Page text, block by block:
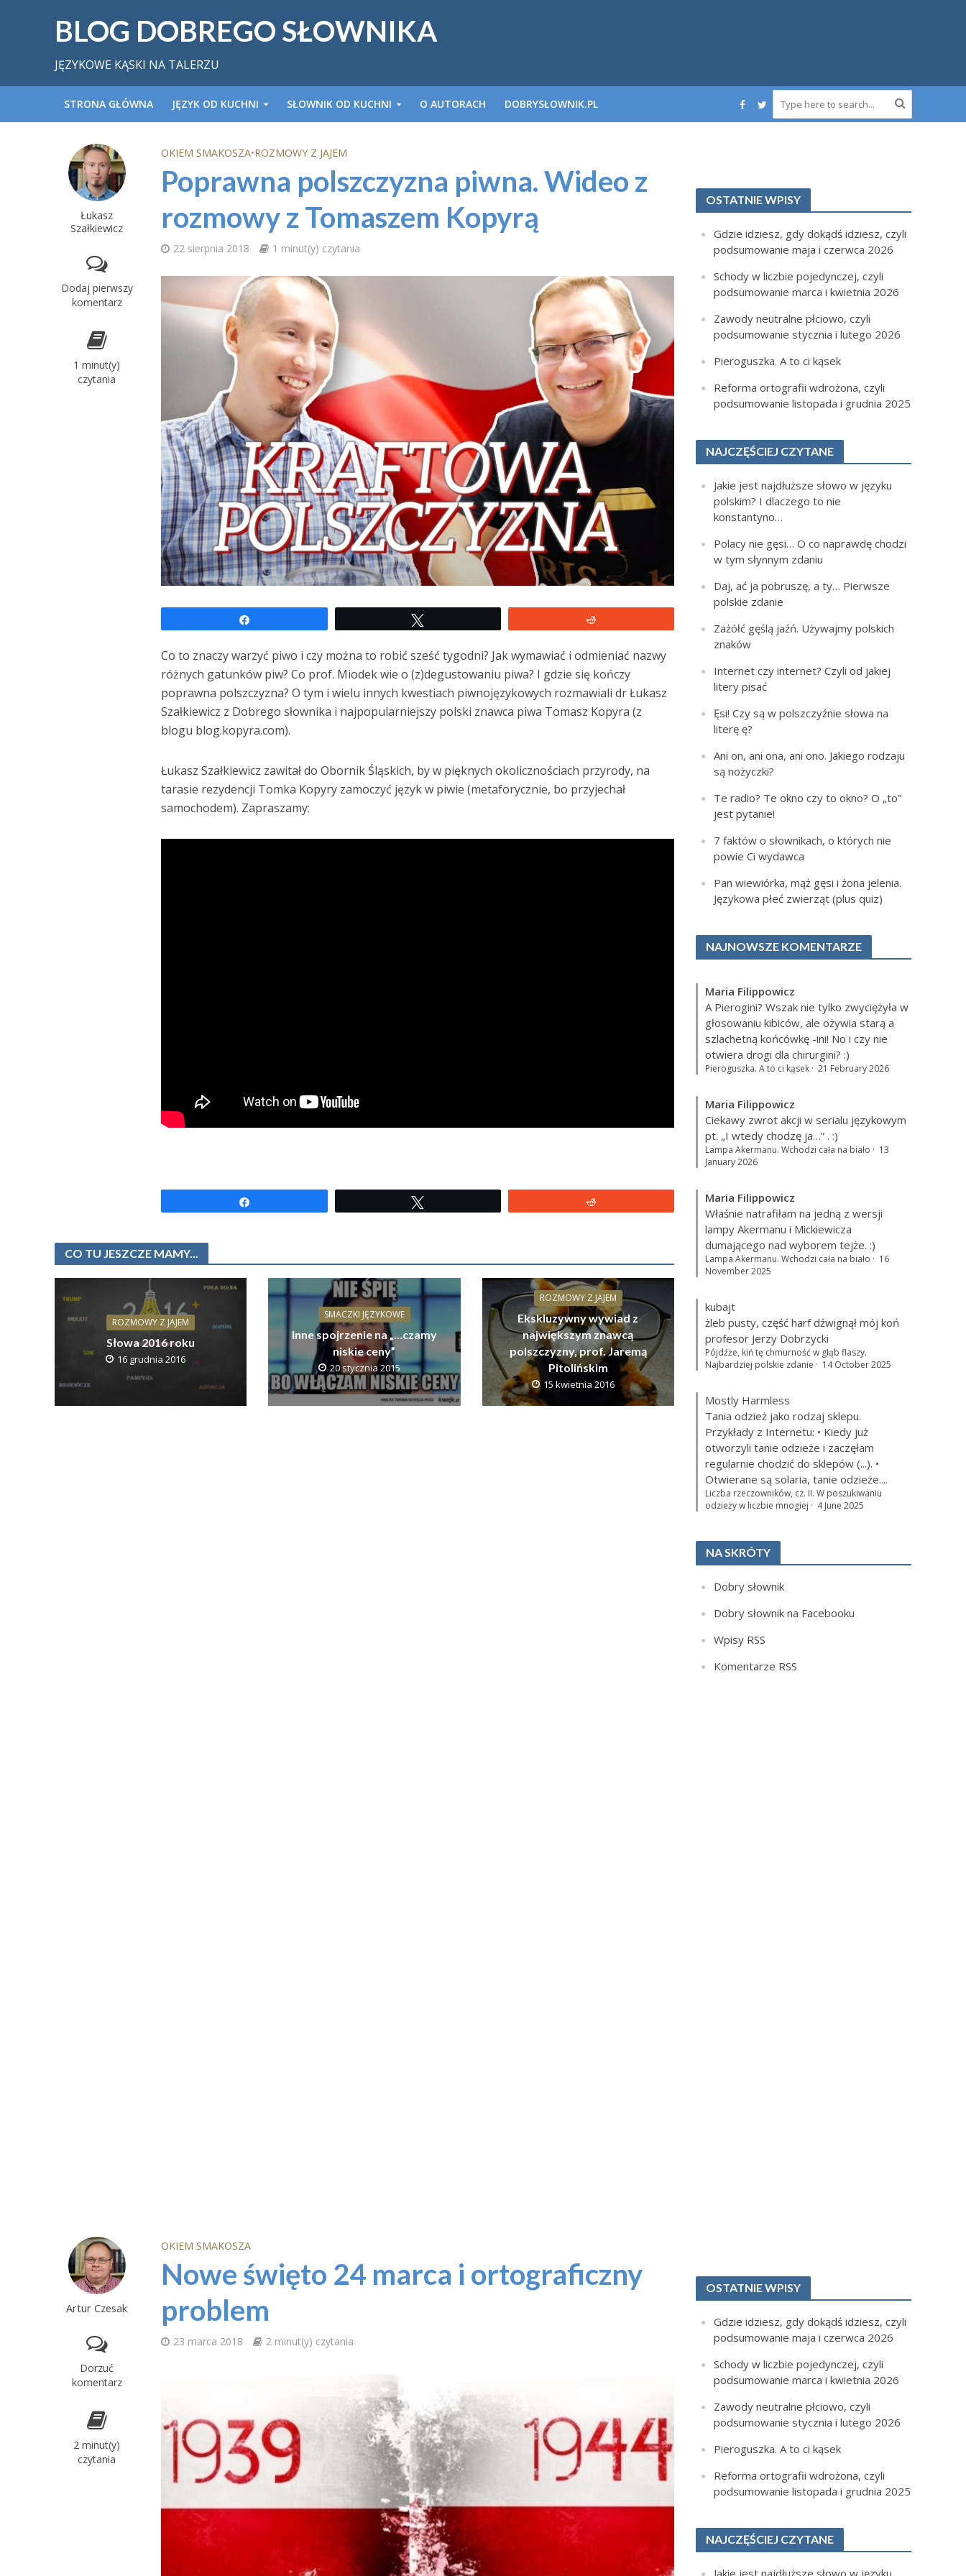
BLOG DOBREGO SŁOWNIKA
JĘZYKOWE KĄSKI NA TALERZU
STRONA GŁÓWNA JĘZYK OD KUCHNI SŁOWNIK OD KUCHNI O AUTORACH DOBRYSŁOWNIK.PL
Łukasz
Szałkiewicz
Dodaj pierwszy
komentarz
1 minut(y)
czytania
OKIEM SMAKOSZA•ROZMOWY Z JAJEM
Poprawna polszczyzna piwna. Wideo z
rozmowy z Tomaszem Kopyrą
22 sierpnia 2018 1 minut(y) czytania
Co to znaczy warzyć piwo i czy można to robić sześć tygodni? Jak wymawiać i odmieniać nazwy
różnych gatunków piw? Co prof. Miodek wie o (z)degustowaniu piwa? I gdzie się kończy
poprawna polszczyzna? O tym i wielu innych kwestiach piwnojęzykowych rozmawiali dr Łukasz
Szałkiewicz z Dobrego słownika i najpopularniejszy polski znawca piwa Tomasz Kopyra (z
blogu blog.kopyra.com).
Łukasz Szałkiewicz zawitał do Obornik Śląskich, by w pięknych okolicznościach przyrody, na
tarasie rezydencji Tomka Kopyry zamoczyć język w piwie (metaforycznie, bo przyjechał
samochodem). Zapraszamy:
CO TU JESZCZE MAMY...
ROZMOWY Z JAJEM
Słowa 2016 roku
16 grudnia 2016
SMACZKI JĘZYKOWE
Inne spojrzenie na „…czamy
niskie ceny”
20 stycznia 2015
ROZMOWY Z JAJEM
Ekskluzywny wywiad z
największym znawcą
polszczyzny, prof. Jaremą
Pitolińskim
15 kwietnia 2016
OSTATNIE WPISY
Gdzie idziesz, gdy dokądś idziesz, czyli
podsumowanie maja i czerwca 2026
Schody w liczbie pojedynczej, czyli
podsumowanie marca i kwietnia 2026
Zawody neutralne płciowo, czyli
podsumowanie stycznia i lutego 2026
Pieroguszka. A to ci kąsek
Reforma ortografii wdrożona, czyli
podsumowanie listopada i grudnia 2025
NAJCZĘŚCIEJ CZYTANE
Jakie jest najdłuższe słowo w języku
polskim? I dlaczego to nie
konstantyno…
Polacy nie gęsi… O co naprawdę chodzi
w tym słynnym zdaniu
Daj, ać ja pobruszę, a ty… Pierwsze
polskie zdanie
Zażółć gęślą jaźń. Używajmy polskich
znaków
Internet czy internet? Czyli od jakiej
litery pisać
Ęsi! Czy są w polszczyźnie słowa na
literę ę?
Ani on, ani ona, ani ono. Jakiego rodzaju
są nożyczki?
Te radio? Te okno czy to okno? O „to”
jest pytanie!
7 faktów o słownikach, o których nie
powie Ci wydawca
Pan wiewiórka, mąż gęsi i żona jelenia.
Językowa płeć zwierząt (plus quiz)
NAJNOWSZE KOMENTARZE
Maria Filippowicz
A Pierogini? Wszak nie tylko zwyciężyła w
głosowaniu kibiców, ale ożywia starą a
szlachetną końcówkę -ini! No i czy nie
otwiera drogi dla chirurgini? :)
Pieroguszka. A to ci kąsek ·21 February 2026
Maria Filippowicz
Ciekawy zwrot akcji w serialu językowym
pt. „I wtedy chodzę ja…” . :)
Lampa Akermanu. Wchodzi cała na biało · 13
January 2026
Maria Filippowicz
Właśnie natrafiłam na jedną z wersji
lampy Akermanu i Mickiewicza
dumającego nad wyborem tejże. :)
Lampa Akermanu. Wchodzi cała na biało · 16
November 2025
kubajt
żleb pusty, część harf dźwignął mój koń
profesor Jerzy Dobrzycki
Pójdźże, kiń tę chmurność w głąb flaszy.
Najbardziej polskie zdanie · 14 October 2025
Mostly Harmless
Tania odzież jako rodzaj sklepu.
Przykłady z Internetu: • Kiedy już
otworzyli tanie odzieże i zaczęłam
regularnie chodzić do sklepów (...). •
Otwierane są solaria, tanie odzieże....
Liczba rzeczowników, cz. II. W poszukiwaniu
odzieży w liczbie mnogiej · 4 June 2025
NA SKRÓTY
Dobry słownik
Dobry słownik na Facebooku
Wpisy RSS
Komentarze RSS
Artur Czesak
Dorzuć
komentarz
2 minut(y)
czytania
OKIEM SMAKOSZA
Nowe święto 24 marca i ortograficzny
problem
23 marca 2018 2 minut(y) czytania
OSTATNIE WPISY
Gdzie idziesz, gdy dokądś idziesz, czyli
podsumowanie maja i czerwca 2026
Schody w liczbie pojedynczej, czyli
podsumowanie marca i kwietnia 2026
Zawody neutralne płciowo, czyli
podsumowanie stycznia i lutego 2026
Pieroguszka. A to ci kąsek
Reforma ortografii wdrożona, czyli
podsumowanie listopada i grudnia 2025
NAJCZĘŚCIEJ CZYTANE
Jakie jest najdłuższe słowo w języku